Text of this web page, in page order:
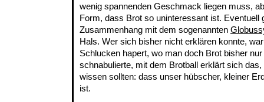
wenig spannenden Geschmack liegen muss,
Form, dass Brot so uninteressant ist. Eventuell
Zusammenhang mit dem sogenannten
Hals. Wer sich bisher nicht erklären konnte,
Schlucken hapert, wo man doch Brot bisher
schnabulierte, mit dem Brotball erklärt sich
wissen sollten: dass unser hübscher, kleiner
ist.